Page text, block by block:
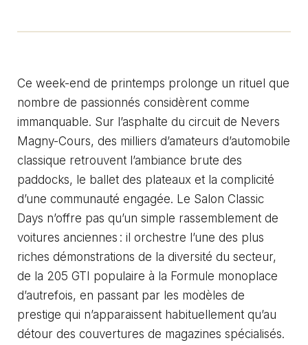
Ce week-end de printemps prolonge un rituel que
nombre de passionnés considèrent comme
immanquable. Sur l’asphalte du circuit de Nevers
Magny-Cours, des milliers d’amateurs d’automobile
classique retrouvent l’ambiance brute des
paddocks, le ballet des plateaux et la complicité
d’une communauté engagée. Le Salon Classic
Days n’offre pas qu’un simple rassemblement de
voitures anciennes : il orchestre l’une des plus
riches démonstrations de la diversité du secteur,
de la 205 GTI populaire à la Formule monoplace
d’autrefois, en passant par les modèles de
prestige qui n’apparaissent habituellement qu’au
détour des couvertures de magazines spécialisés.